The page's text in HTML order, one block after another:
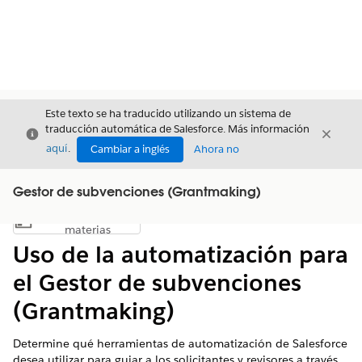
Cerrar
Este texto se ha traducido utilizando un sistema de
traducción automática de Salesforce. Más información
aquí. Cambiar a inglés Ahora no
Cerrar
Gestor de subvenciones (Grantmaking)
Mostrar índice de materias
materias
Uso de la automatización para
el Gestor de subvenciones
(Grantmaking)
Determine qué herramientas de automatización de Salesforce